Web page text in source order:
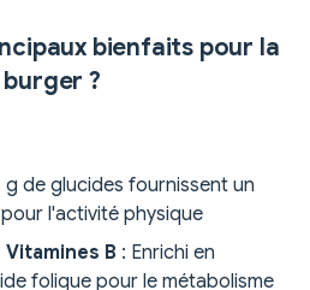
bienfaits pour la
?
g de glucides fournissent un
l'activité physique
B : Enrichi en
folique pour le métabolisme